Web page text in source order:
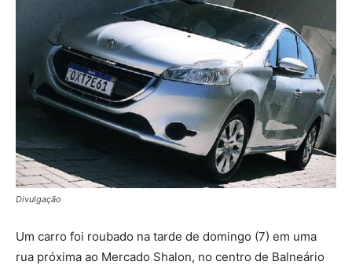
Divulgação
Um carro foi roubado na tarde de domingo (7) em uma
rua próxima ao Mercado Shalon, no centro de Balneário